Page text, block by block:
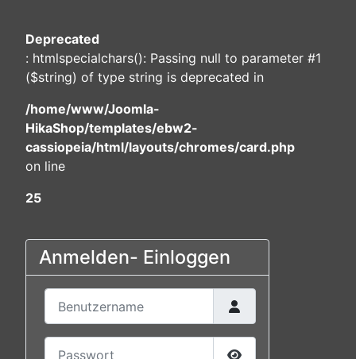
Deprecated
: htmlspecialchars(): Passing null to parameter #1
($string) of type string is deprecated in
/home/www/Joomla-
HikaShop/templates/ebw2-
cassiopeia/html/layouts/chromes/card.php
on line
25
Anmelden- Einloggen